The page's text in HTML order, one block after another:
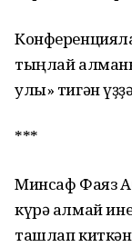
тыңлай
улы» тигән
***
Минсаф Фаяз
күрә алмай
ташлап